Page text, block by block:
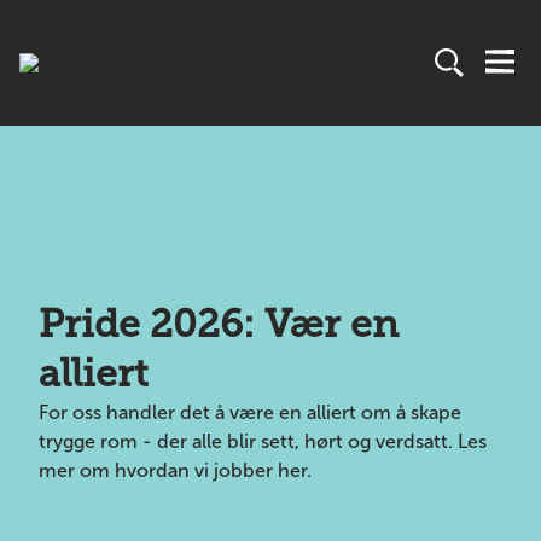
og infrastruktur
Norconsult Digital tilbyr både programvare
og tjenester som gjør arbeidsdagen smidigere
for de som bygger og forvalter samfunnet
Pride 2026: Vær en
alliert
For oss handler det å være en alliert om å skape
trygge rom - der alle blir sett, hørt og verdsatt. Les
mer om hvordan vi jobber her.